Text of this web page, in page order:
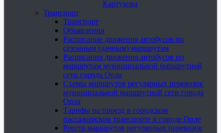
Картукова
Транспорт
Транспорт
Объявления
Расписание движения автобусов по
сезонным (дачным) маршрутам
Расписания движения автобусов по
маршрутам муниципальной маршрутной
сети города Орла
Схемы маршрутов регулярных перевозок
муниципальной маршрутной сети города
Орла
Тарифы на проезд в городском
пассажирском транспорте в городе Орле
Реестр маршрутов регулярных перевозок